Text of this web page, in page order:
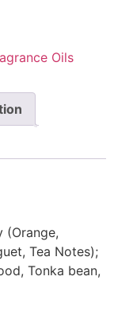
Oils
(Orange,
Tea Notes);
Tonka bean,